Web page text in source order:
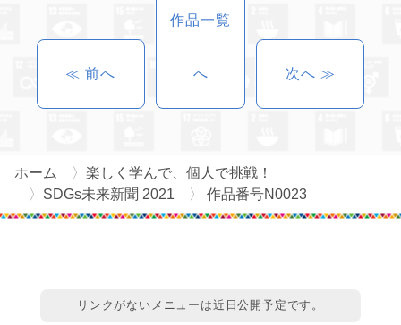
≪ 前へ
作品一覧
へ 次へ ≫
ホーム
楽しく学んで、個人で挑戦！
SDGs未来新聞 2021
作品番号N0023
リンクがないメニューは近日公開予定です。